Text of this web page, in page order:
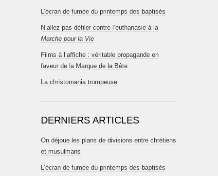
L’écran de fumée du printemps des baptisés
N’allez pas défiler contre l’euthanasie à la
Marche pour la Vie
Films à l’affiche : véritable propagande en
faveur de la Marque de la Bête
La christomania trompeuse
DERNIERS ARTICLES
On déjoue les plans de divisions entre chrétiens
et musulmans
L’écran de fumée du printemps des baptisés